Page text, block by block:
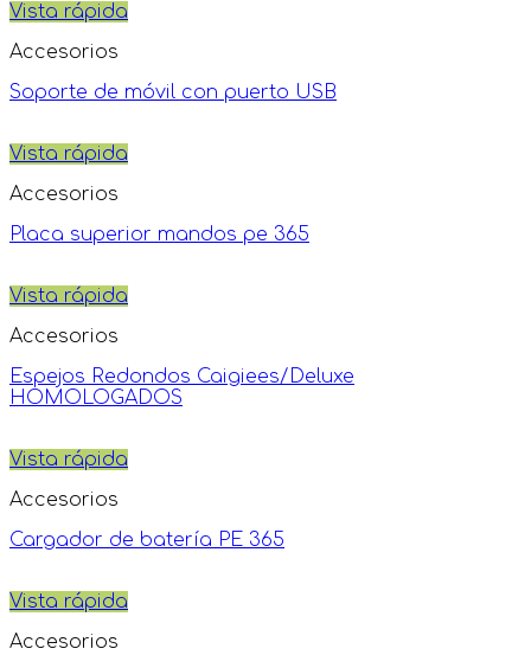
Vista rápida
Accesorios
Soporte de móvil con puerto USB
Vista rápida
Accesorios
Placa superior mandos pe 365
Vista rápida
Accesorios
Espejos Redondos Caigiees/Deluxe
HOMOLOGADOS
Vista rápida
Accesorios
Cargador de batería PE 365
Vista rápida
Accesorios